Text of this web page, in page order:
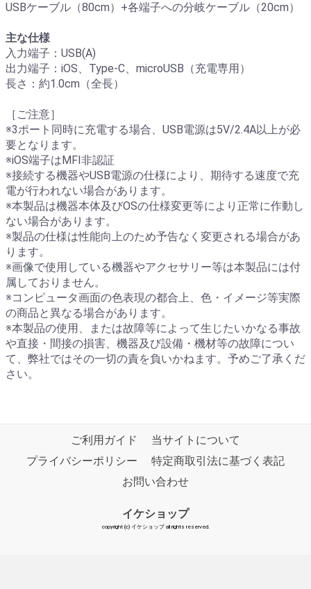
USBケーブル（80cm）+各端子への分岐ケーブル（20cm）
主な仕様
入力端子：USB(A)
出力端子：iOS、Type-C、microUSB（充電専用）
長さ：約1.0cm（全長）
［ご注意］
※3ポート同時に充電する場合、USB電源は5V/2.4A以上が必
要となります。
※iOS端子はMFI非認証
※接続する機器やUSB電源の仕様により、期待する速度で充
電が行われない場合があります。
※本製品は機器本体及びOSの仕様変更等により正常に作動し
ない場合があります。
※製品の仕様は性能向上のため予告なく変更される場合があ
ります。
※画像で使用している機器やアクセサリー等は本製品には付
属しておりません。
※コンピュータ画面の色表現の都合上、色・イメージ等実際
の商品と異なる場合があります。
※本製品の使用、または故障等によって生じたいかなる事故
や直接・間接の損害、機器及び設備・機材等の故障につい
て、弊社ではその一切の責を負いかねます。予めご了承くだ
さい。
ご利用ガイド
当サイトについて
プライバシーポリシー
特定商取引法に基づく表記
お問い合わせ
イケショップ
copyright (c) イケショップ all rights reserved.